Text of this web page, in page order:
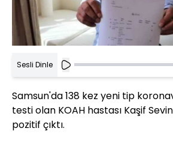
Sesli Dinle
Samsun'da 138 kez yeni tip
testi olan KOAH hastası Kaşif
pozitif çıktı.